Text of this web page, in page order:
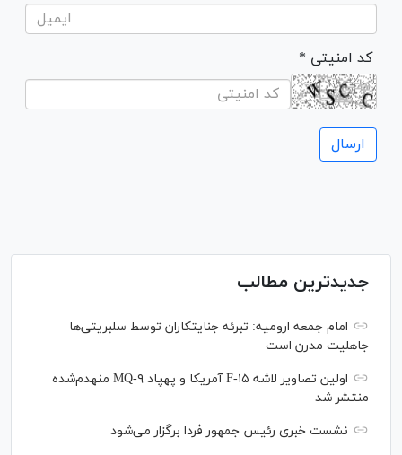
* کد امنیتی
جدیدترین مطالب
امام جمعه ارومیه: تبرئه جنایتکاران توسط سلبریتی‌ها
جاهلیت مدرن است
اولین تصاویر لاشه F-۱۵ آمریکا و پهپاد MQ-۹ منهدم‌شده
منتشر شد
نشست خبری رئیس‌ جمهور فردا برگزار می‌شود